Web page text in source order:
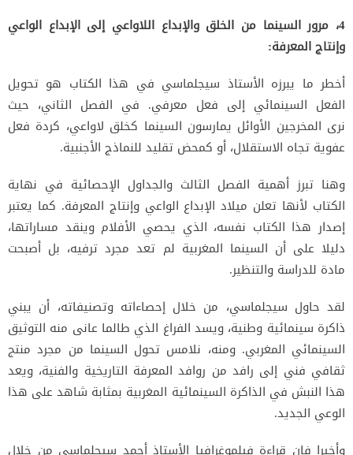
4، مرور السينما من الخلق والإبداع اللاواعي إلى الإبداع الواعي
وإنتاج المعرفة:
أخطر ما يبرزه الأستاذ سيجلماسي في هذا الكتاب هو تحويل
الفعل السينمائي إلى فعل معرفي. في الفصل الثاني، حيث
نرى المخرجين الأوائل يمارسون السينما كخلق لاواعي، كردة فعل
عفوية تجاه الاستقلال، أو كمحض تقليد للنماذج الأجنبية.
وهنا تبرز أهمية الفصل الثالث والجداول الإحصائية في نهاية
الكتاب لأنها تعلن ميلاد الإبداع الواعي وإنتاج المعرفة. كما يعتبر
إصدار هذا الكتاب نفسه، الذي يحصي الأفلام وينقد مساراتها،
دليلا على أن السينما المغربية لم تعد مجرد ترفيه، بل أصبحت
مادة للدراسة والتنظير.
لقد حاول سيجلماسي، من خلال إحصاءاته وتصنيفاته، أن يبني
ذاكرة سينمائية وطنية، ويسد الفراغ الذي طالما عانى منه التوثيق
السينمائي المغربي. ومنه، نلامس تحول السينما من مجرد منتج
ثقافي فني إلى رافد من روافد المعرفة التاريخية والفنية، ويعد
هذا النبش في الذاكرة السينمائية المغربية بمثابة شاهد على هذا
الوعي الجديد.
وأخيرا فإن قراءة فيلموغرافيا الأستاذ أحمد سيجلماسي من خلال